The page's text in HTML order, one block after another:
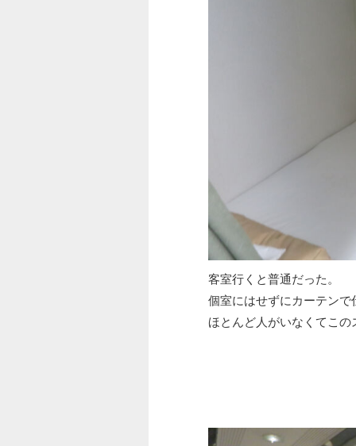
客室行くと普通だった。
個室にはせずにカーテン
ほとんど人がいなくてこ